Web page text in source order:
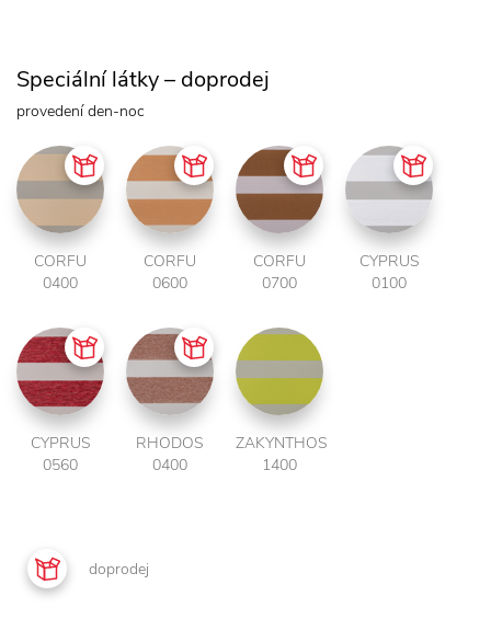
Speciální látky – doprodej
provedení den-noc
CORFU
0400
CORFU
0600
CORFU
0700
CYPRUS
0100
CYPRUS
0560
RHODOS
0400
ZAKYNTHOS
1400
doprodej